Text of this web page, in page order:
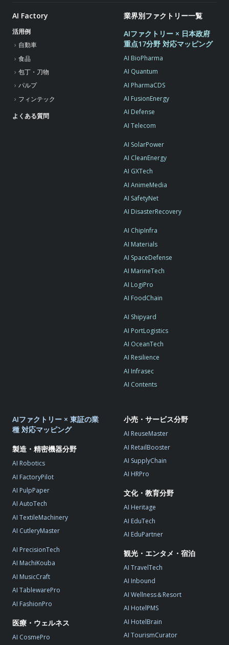
AI Factory
活用例
自動車
食品
包丁・刀物
パルプ
フィンテック
よくある質問
業界別ファクトリー一覧
AIファクトリー × 日本政府
重点17分野 対応マッピング
AI BioPharma
AI Quantum
AI PharmaCDS
AI FusionEnergy
AI Defense
AI Telecom
AI SolarPower
AI CleanEnergy
AI GXTech
AI AnimeMedia
AI SafetyNet
AI DisasterRecovery
AI ChipInfra
AI Materials
AI SpaceDefense
AI MarineTech
AI LogiPro
AI FoodChain
AI Shipyard
AI PortLogistics
AI OceanTech
AI Resilience
AI Infrasec
AI Contents
AIファクトリー × 東証の業
種 対応マッピング
製造・精密機器分野
AI Robotics
AI FactoryPilot
AI PulpPaper
AI AutoTech
AI TextileMachinery
AI CutleryMaster
AI PrecisionTech
AI MachiKouba
AI MusicCraft
AI TablewarePro
AI FashionPro
医療・ウェルネス
AI CosmePro
小売・サービス分野
AI ReuseMaster
AI RetailBooster
AI SupplyChain
AI HRPro
文化・教育分野
AI Heritage
AI EduTech
AI EduPartner
観光・エンタメ・宿泊
AI TravelTech
AI Inbound
AI Wellness＆Resort
AI HotelPMS
AI HotelBrain
AI TourismCurator